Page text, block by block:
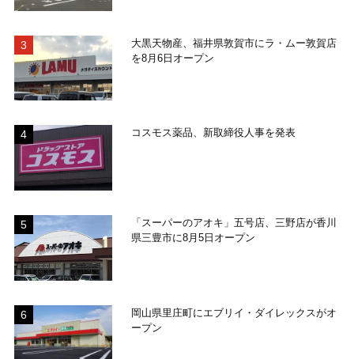
大黒天物産、福井県敦賀市にラ・ムー敦賀店
を8月6日オープン
コスモス薬品、新取締役人事を発表
「スーパーのアオキ」五号店、三野店が香川
県三豊市に8月5日オープン
岡山県里庄町にエブリイ・ダイレックスがオ
ープン